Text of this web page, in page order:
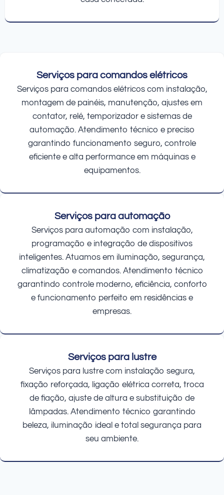
Serviços para comandos elétricos
Serviços para comandos elétricos com instalação,
montagem de painéis, manutenção, ajustes em
contator, relé, temporizador e sistemas de
automação. Atendimento técnico e preciso
garantindo funcionamento seguro, controle
eficiente e alta performance em máquinas e
equipamentos.
Serviços para automação
Serviços para automação com instalação,
programação e integração de dispositivos
inteligentes. Atuamos em iluminação, segurança,
climatização e comandos. Atendimento técnico
garantindo controle moderno, eficiência, conforto
e funcionamento perfeito em residências e
empresas.
Serviços para lustre
Serviços para lustre com instalação segura,
fixação reforçada, ligação elétrica correta, troca
de fiação, ajuste de altura e substituição de
lâmpadas. Atendimento técnico garantindo
beleza, iluminação ideal e total segurança para
seu ambiente.